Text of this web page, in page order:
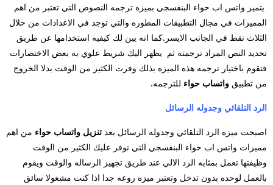
يتميز واتس اب حواء البنفسجي بميزه ترجمه النصوص التي تعتبر من اهم
المميزات في مجال التطبيقات المطوره والتي توجد في الاعدادات من خلال
الثلاث نقط في الجانب الايسر.كما انه يبن لك كيفيه استخدامها عن طريق
تحديد النص المراد ترجمته ثم يظهر اليك شريط علوي به بعض الاختصارات
فتقوم باختيار ترجمه هذه الميزه بذلك وفرت الكثير من الوقت بدلا الخروج
من تطبيق واتساب حواء للترجمه.
الرد التلقائي وجدوله الرسائل
اصبحت ميزه الرد التلقائي وجدوله الرسائل بعد تنزيل واتساب حواء من اهم
مميزات واتس اب حواء البنفسجي التي توفر عليك الكثير من الوقت
وظيفتها تعمل بمثابه الرد الالي عند طريق تجهيز الرساله والوقت ويقوم
بالعمل لوحده بدون تدخل وتعتبر ميزه روعه جدا اذا كنت مشغولا سائق